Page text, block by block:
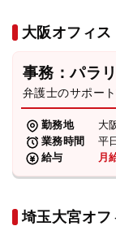
大阪オフィス
事務：パラ
弁護士のサポー
勤務地
大
業務時間
平
給与
月
埼玉大宮オフ